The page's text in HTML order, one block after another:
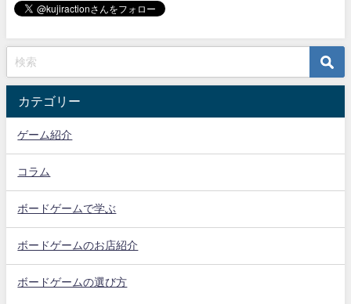
カテゴリー
ゲーム紹介
コラム
ボードゲームで学ぶ
ボードゲームのお店紹介
ボードゲームの選び方